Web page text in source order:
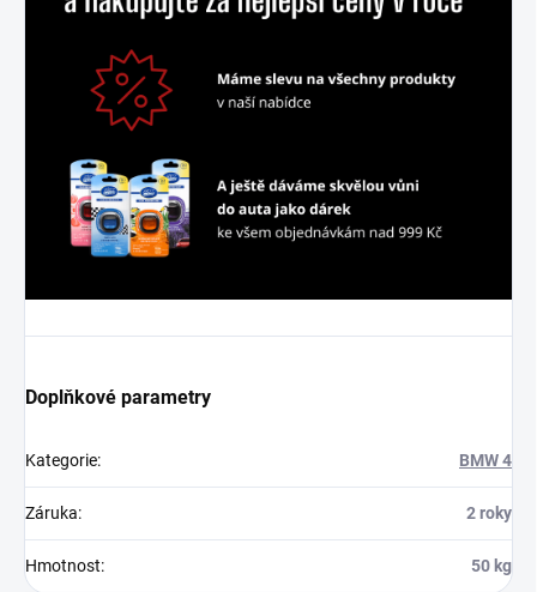
Doplňkové parametry
Kategorie: BMW 4
Záruka: 2 roky
Hmotnost: 50 kg